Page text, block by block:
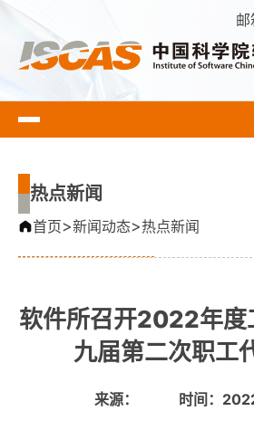
邮
热点新闻
首页>新闻动态>热点新闻
软件所召开2022年度
九届第二次职工
来源： 时间：